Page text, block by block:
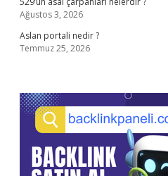
Ağustos 3, 2026
Aslan portali nedir ?
Temmuz 25, 2026